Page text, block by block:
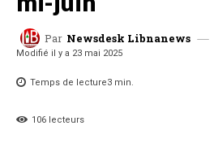
Par Newsdesk Libnanews
Modifié il y a 23 mai 2025
Temps de lecture3 min.
106 lecteurs